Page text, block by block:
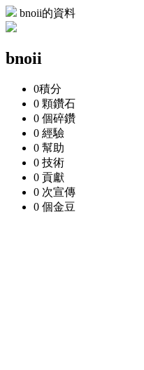
bnoii的資料
bnoii
0積分
0 顆鑽石
0 個碎鑽
0 經驗
0 幫助
0 技術
0 貢獻
0 次宣傳
0 個金豆